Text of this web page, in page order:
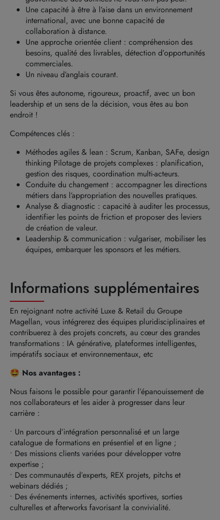
Une capacité à être à l’aise dans un environnement
international, avec une bonne capacité de
collaboration à distance.
Une approche orientée client : compréhension des
besoins, qualité des livrables, détection d’opportunités
commerciales.
Un niveau d’anglais courant.
Si vous êtes autonome, rigoureux, proactif, avec un bon
leadership et un sens de la décision, vous êtes au bon
endroit !
Compétences clés :
Méthodes agiles & lean : Scrum, Kanban, SAFe, design
thinking Pilotage de projets complexes : planification,
gestion des risques, coordination multi-acteurs.
Conduite du changement : accompagner les directions
métiers dans l’appropriation des nouvelles pratiques.
Analyse & diagnostic : capacité à auditer les processus,
identifier les points de friction et proposer des leviers
de création de valeur.
Leadership & communication : vulgariser, mobiliser les
équipes, embarquer les sponsors et les métiers.
Informations supplémentaires
En rejoignant notre activité Luxe & Retail du Groupe
Magellan, vous intégrerez des équipes pluridisciplinaires et
contribuerez à des projets concrets, au cœur des grandes
transformations : IA générative, plateformes intelligentes,
impératifs sociaux et environnementaux, etc
🤩 Nos avantages :
Nous faisons le possible pour garantir l’épanouissement de
nos collaborateurs et les aider à progresser dans leur
carrière :
• Un parcours d’intégration personnalisé et un large
catalogue de formations en présentiel et en ligne ;
• Des missions clients variées pour développer votre
expertise ;
• Des communautés d’experts, REX projets, pitchs et
webinars dédiés ;
• Des événements internes, activités sportives, sorties
culturelles et afterworks favorisant la convivialité.